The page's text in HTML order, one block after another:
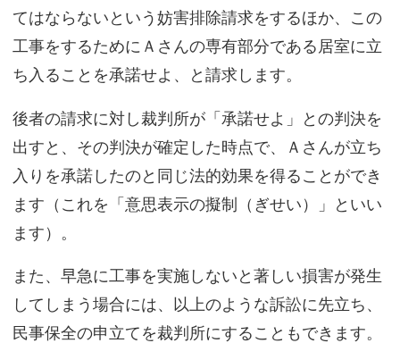
てはならないという妨害排除請求をするほか、この
工事をするためにＡさんの専有部分である居室に立
ち入ることを承諾せよ、と請求します。
後者の請求に対し裁判所が「承諾せよ」との判決を
出すと、その判決が確定した時点で、Ａさんが立ち
入りを承諾したのと同じ法的効果を得ることができ
ます（これを「意思表示の擬制（ぎせい）」といい
ます）。
また、早急に工事を実施しないと著しい損害が発生
してしまう場合には、以上のような訴訟に先立ち、
民事保全の申立てを裁判所にすることもできます。